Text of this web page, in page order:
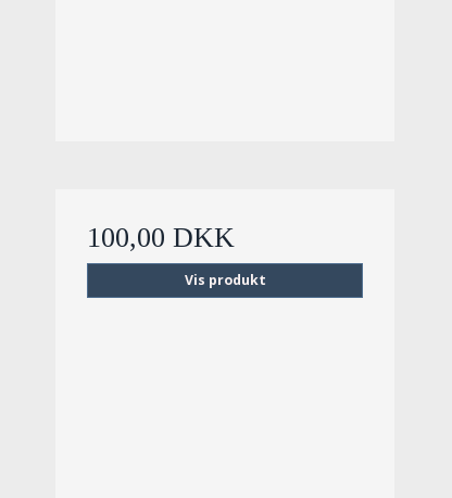
100,00 DKK
Vis produkt